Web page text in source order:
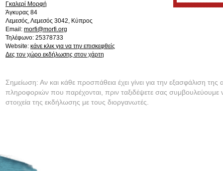
Γκαλερί Μορφή
Άγκυρας 84
Λεμεσός,Λεμεσός 3042, Κύπρος
Email: morfi@morfi.org
Τηλέφωνο: 25378733
Website: κάνε κλικ για να την επισκεφθείς
Δες τον χώρο εκδήλωσης στον χάρτη
Σημείωση: Αν και κάθε προσπάθεια έχει γίνει για την εξασφάλιση της
πληροφοριών που παρέχονται, πριν ταξιδέψετε σας συμβουλεύουμε
στοιχεία της εκδήλωσης με τους διοργανωτές.